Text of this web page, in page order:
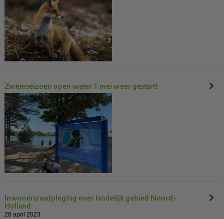
Zwemseizoen open water 1 mei weer gestart!
Inwonersraadpleging over landelijk gebied Noord-
Holland
28 april 2023